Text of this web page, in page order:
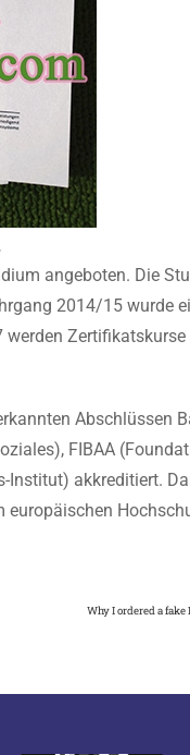
angeboten. Die
2014/15 wurde
Abschlüssen
FIBAA
Institut) akkreditiert.
Why I ordered a